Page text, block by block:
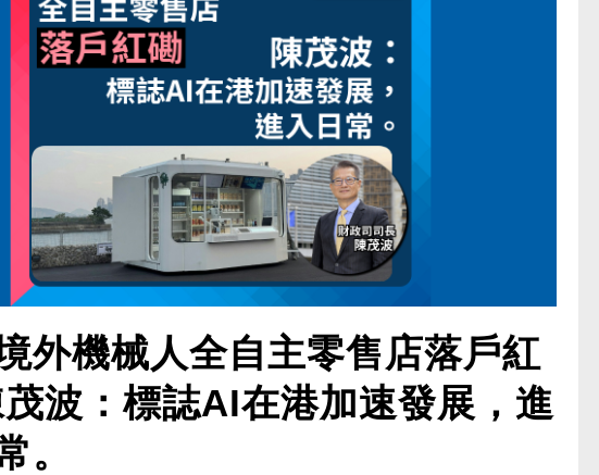
外機械人全自主零售店落戶紅
波：標誌AI在港加速發展，進
。